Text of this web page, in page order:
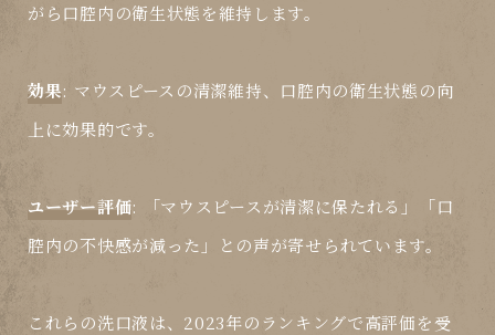
がら口腔内の衛生状態を維持します。
効果: マウスピースの清潔維持、口腔内の衛生状態の向
上に効果的です。
ユーザー評価: 「マウスピースが清潔に保たれる」「口
腔内の不快感が減った」との声が寄せられています。
これらの洗口液は、2023年のランキングで高評価を受